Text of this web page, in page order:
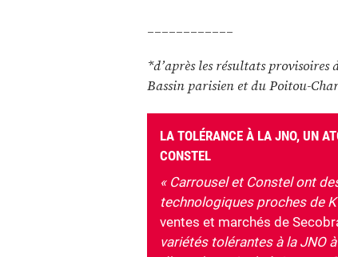
____________
*d’après les résultats provisoires
Bassin parisien et du Poitou-
LA TOLÉRANCE À LA JNO, UN
CONSTEL
« Carrousel et Constel ont
technologiques proches de
ventes et marchés de
variétés tolérantes à la JNO